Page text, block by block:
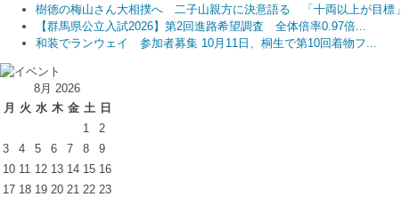
樹徳の梅山さん大相撲へ 二子山親方に決意語る 「十両以上が目標」
【群馬県公立入試2026】第2回進路希望調査 全体倍率0.97倍...
和装でランウェイ 参加者募集 10月11日、桐生で第10回着物フ...
8月 2026
月 火 水 木 金 土 日
1
2
3
4 5 6 7 8
9
10 11 12 13 14 15 16
17 18 19 20 21 22 23